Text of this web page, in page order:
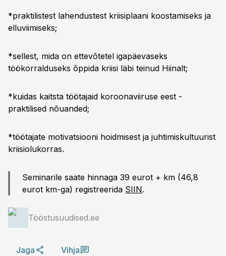
*praktilistest lahendustest kriisiplaani koostamiseks ja
elluviimiseks;
*sellest, mida on ettevõtetel igapäevaseks
töökorralduseks õppida kriisi läbi teinud Hiinalt;
*kuidas kaitsta töötajaid koroonaviiruse eest -
praktilised nõuanded;
*töötajate motivatsiooni hoidmisest ja juhtimiskultuurist
kriisiolukorras.
Seminarile saate hinnaga 39 eurot + km (46,8
eurot km-ga) registreerida SIIN.
Tööstusuudised.ee
Jaga Vihja